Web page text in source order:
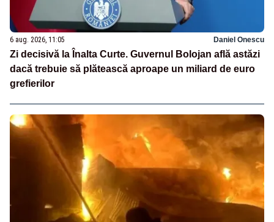
6 aug. 2026, 11:05 Daniel Onescu
Zi decisivă la Înalta Curte. Guvernul Bolojan află astăzi
dacă trebuie să plătească aproape un miliard de euro
grefierilor